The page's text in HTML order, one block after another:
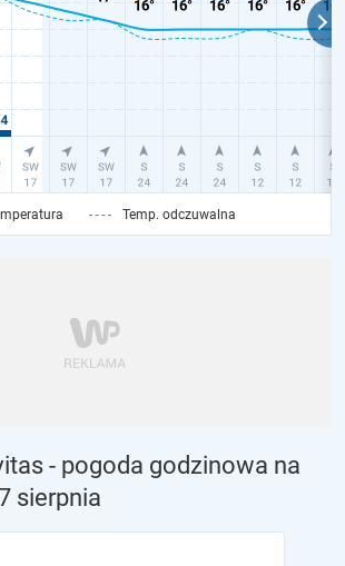
Temp. odczuwalna
- pogoda godzinowa na
sierpnia